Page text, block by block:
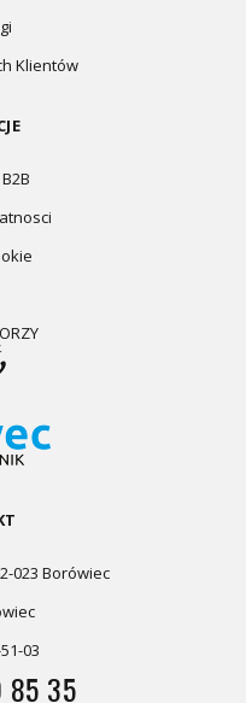
Klientów
023 Borówiec
03
85 35